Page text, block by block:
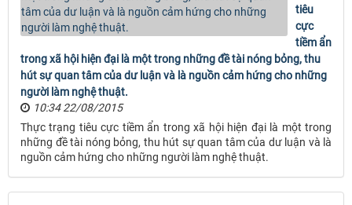
tiêu
cực
tiềm ẩn
trong xã hội hiện đại là một trong những đề tài nóng bỏng, thu
hút sự quan tâm của dư luận và là nguồn cảm hứng cho những
người làm nghệ thuật.
10:34 22/08/2015
Thực trạng tiêu cực tiềm ẩn trong xã hội hiện đại là một trong
những đề tài nóng bỏng, thu hút sự quan tâm của dư luận và là
nguồn cảm hứng cho những người làm nghệ thuật.